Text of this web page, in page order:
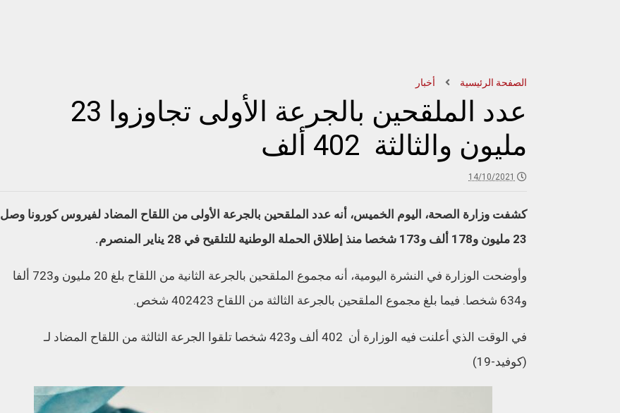
الصفحة الرئيسية أخبار
عدد الملقحين بالجرعة الأولى تجاوزوا 23
مليون والثالثة 402 ألف
14/10/2021
كشفت وزارة الصحة، اليوم الخميس، أنه عدد الملقحين بالجرعة الأولى من اللقاح المضاد لفيروس كورونا وصل
23 مليون و178 ألف و173 شخصا منذ إطلاق الحملة الوطنية للتلقيح في 28 يناير المنصرم.
وأوضحت الوزارة في النشرة اليومية، أنه مجموع الملقحين بالجرعة الثانية من اللقاح بلغ 20 مليون و723 ألفا
و634 شخصا. فيما بلغ مجموع الملقحين بالجرعة الثالثة من اللقاح 402423 شخص.
في الوقت الذي أعلنت فيه الوزارة أن 402 ألف و423 شخصا تلقوا الجرعة الثالثة من اللقاح المضاد لـ
(كوفيد-19)